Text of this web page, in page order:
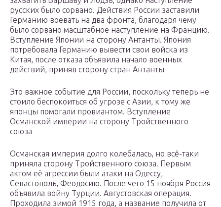
русских было сорвано. Действия России заставили
Германию воевать на два фронта, благодаря чему
было сорвано масштабное наступление на Францию.
Вступление Японии на сторону Антанты. Япония
потребовала Германию вывести свои войска из
Китая, после отказа объявила начало военных
действий, приняв сторону стран Антанты
Это важное событие для России, поскольку теперь не
стоило беспокоиться об угрозе с Азии, к тому же
японцы помогали провиантом. Вступление
Османской империи на сторону Тройственного
союза
Османская империя долго колебалась, но всё-таки
приняла сторону Тройственного союза. Первым
актом её агрессии были атаки на Одессу,
Севастополь, Феодосию. После чего 15 ноября Россия
объявила войну Турции. Августовская операция.
Проходила зимой 1915 года, а название получила от